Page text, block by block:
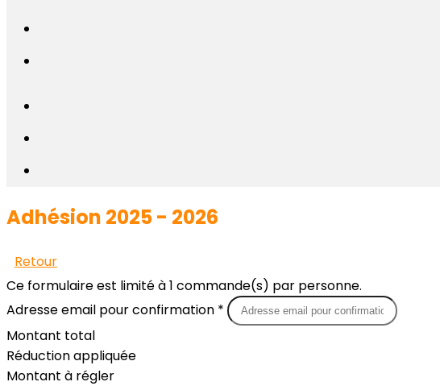
Adhésion 2025 - 2026
Retour
Ce formulaire est limité à 1 commande(s) par personne.
Adresse email pour confirmation *
Montant total
Réduction appliquée
Montant à régler